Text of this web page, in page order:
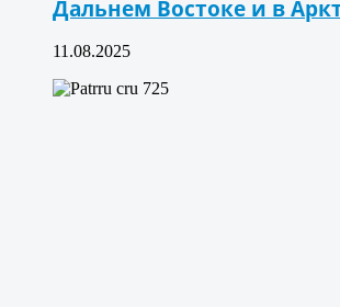
Дальнем Востоке и в
11.08.2025